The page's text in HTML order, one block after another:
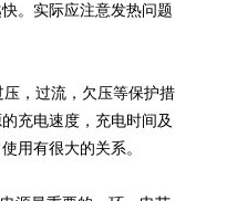
。实际应注意发热问题
，过流，欠压等保护措
充电速度，充电时间及
用有很大的关系。